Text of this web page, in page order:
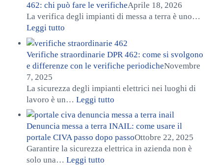
462: chi può fare le verificheAprile 18, 2026
La verifica degli impianti di messa a terra è uno…
Leggi tutto
Verifiche straordinarie DPR 462: come si svolgono
e differenze con le verifiche periodicheNovembre
7, 2025
La sicurezza degli impianti elettrici nei luoghi di
lavoro è un…Leggi tutto
Denuncia messa a terra INAIL: come usare il
portale CIVA passo dopo passoOttobre 22, 2025
Garantire la sicurezza elettrica in azienda non è
solo una…Leggi tutto